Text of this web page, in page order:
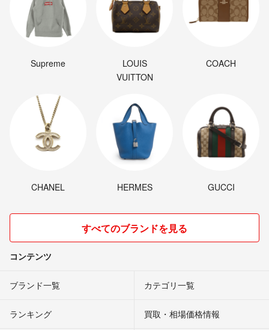
Supreme
LOUIS
VUITTON
COACH
CHANEL HERMES GUCCI
すべてのブランドを見る
コンテンツ
ブランド一覧 カテゴリ一覧
ランキング 買取・相場価格情報